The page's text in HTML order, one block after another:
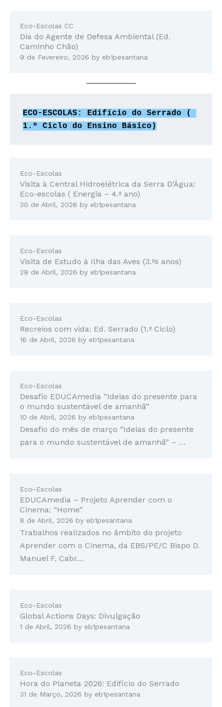
Eco-Escolas CC
Dia do Agente de Defesa Ambiental (Ed.
Caminho Chão)
9 de Fevereiro, 2026 by eb1pesantana
ECO-ESCOLAS: Edifício do Serrado (
1.º Ciclo do Ensino Básico)
Eco-Escolas
Visita à Central Hidroelétrica da Serra D’Água:
Eco-escolas ( Energia – 4.º ano)
30 de Abril, 2026 by eb1pesantana
Eco-Escolas
Visita de Estudo à Ilha das Aves (3.ºs anos)
29 de Abril, 2026 by eb1pesantana
Eco-Escolas
Recreios com vida: Ed. Serrado (1.º Ciclo)
16 de Abril, 2026 by eb1pesantana
Eco-Escolas
Desafio EDUCAmedia “Ideias do presente para
o mundo sustentável de amanhã”
10 de Abril, 2026 by eb1pesantana
Desafio do mês de março “Ideias do presente
para o mundo sustentável de amanhã” – …
Eco-Escolas
EDUCAmedia – Projeto Aprender com o
Cinema: “Home”
8 de Abril, 2026 by eb1pesantana
Trabalhos realizados no âmbito do projeto
Aprender com o Cinema, da EBS/PE/C Bispo D.
Manuel F. Cabr…
Eco-Escolas
Global Actions Days: Divulgação
1 de Abril, 2026 by eb1pesantana
Eco-Escolas
Hora do Planeta 2026: Edifício do Serrado
31 de Março, 2026 by eb1pesantana